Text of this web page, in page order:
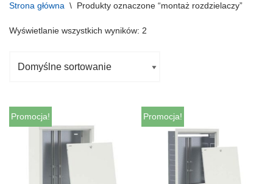
Strona główna \ Produkty oznaczone “montaż rozdzielaczy”
Wyświetlanie wszystkich wyników: 2
Promocja! Promocja!